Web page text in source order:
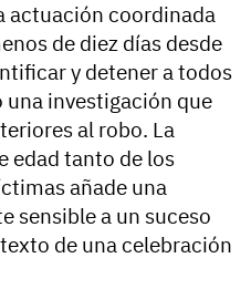
actuación coordinada
de diez días desde
y detener a todos
investigación que
al robo. La
edad tanto de los
añade una
sensible a un suceso
de una celebración